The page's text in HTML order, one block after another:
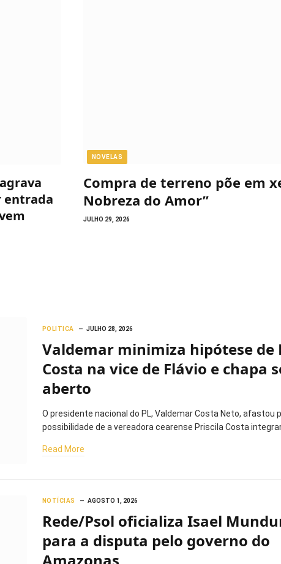
entrada
NOVELAS
Compra de terreno põe em
Nobreza do Amor”
JULHO 29, 2026
POLITICA JULHO 28, 2026
Valdemar minimiza hipótese de
Costa na vice de Flávio e chapa
aberto
O presidente nacional do PL, Valdemar Costa Neto, afastou
possibilidade de a vereadora cearense Priscila Costa integrar
Read More
NOTÍCIAS AGOSTO 1, 2026
Rede/Psol oficializa Isael
para a disputa pelo governo do